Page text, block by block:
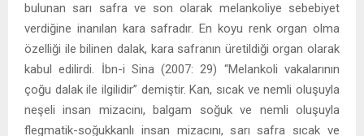
bulunan sarı safra ve son olarak melankoliye sebebiyet
verdiğine inanılan kara safradır. En koyu renk organ olma
özelliği ile bilinen dalak, kara safranın üretildiği organ olarak
kabul edilirdi. İbn-i Sina (2007: 29) “Melankoli vakalarının
çoğu dalak ile ilgilidir” demiştir. Kan, sıcak ve nemli oluşuyla
neşeli insan mizacını, balgam soğuk ve nemli oluşuyla
flegmatik-soğukkanlı insan mizacını, sarı safra sıcak ve